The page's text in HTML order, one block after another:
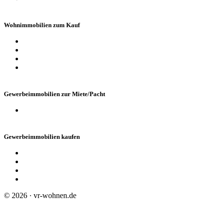
Wohnimmobilien zum Kauf
Gewerbeimmobilien zur Miete/Pacht
Gewerbeimmobilien kaufen
© 2026 · vr-wohnen.de